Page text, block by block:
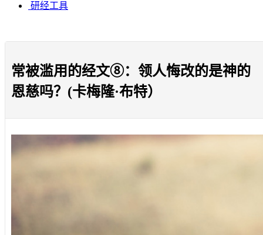
研经工具
常被滥用的经文⑧：领人悔改的是神的
恩慈吗？(卡梅隆·布特）